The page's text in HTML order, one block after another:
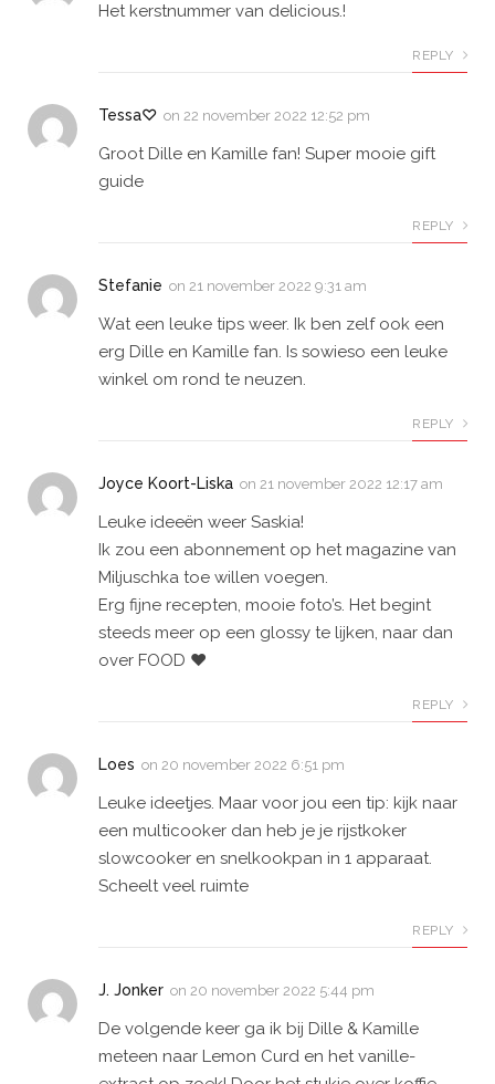
Het kerstnummer van delicious.!
REPLY
Tessa♡ on 22 november 2022 12:52 pm
Groot Dille en Kamille fan! Super mooie gift
guide
REPLY
Stefanie on 21 november 2022 9:31 am
Wat een leuke tips weer. Ik ben zelf ook een
erg Dille en Kamille fan. Is sowieso een leuke
winkel om rond te neuzen.
REPLY
Joyce Koort-Liska on 21 november 2022 12:17 am
Leuke ideeën weer Saskia!
Ik zou een abonnement op het magazine van
Miljuschka toe willen voegen.
Erg fijne recepten, mooie foto’s. Het begint
steeds meer op een glossy te lijken, naar dan
over FOOD ❤️
REPLY
Loes on 20 november 2022 6:51 pm
Leuke ideetjes. Maar voor jou een tip: kijk naar
een multicooker dan heb je je rijstkoker
slowcooker en snelkookpan in 1 apparaat.
Scheelt veel ruimte
REPLY
J. Jonker on 20 november 2022 5:44 pm
De volgende keer ga ik bij Dille & Kamille
meteen naar Lemon Curd en het vanille-